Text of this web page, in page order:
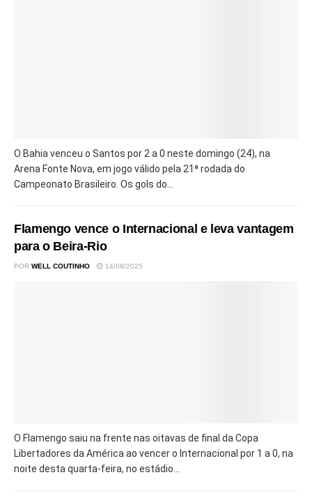
O Bahia venceu o Santos por 2 a 0 neste domingo (24), na
Arena Fonte Nova, em jogo válido pela 21ª rodada do
Campeonato Brasileiro. Os gols do...
Flamengo vence o Internacional e leva vantagem
para o Beira-Rio
POR WELL COUTINHO 14/08/2025
O Flamengo saiu na frente nas oitavas de final da Copa
Libertadores da América ao vencer o Internacional por 1 a 0, na
noite desta quarta-feira, no estádio...